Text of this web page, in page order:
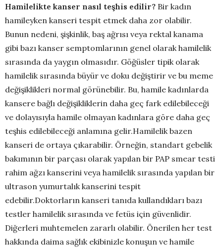
Hamilelikte kanser nasıl teşhis edilir? Bir kadın
hamileyken kanseri tespit etmek daha zor olabilir.
Bunun nedeni, şişkinlik, baş ağrısı veya rektal kanama
gibi bazı kanser semptomlarının genel olarak hamilelik
sırasında da yaygın olmasıdır. Göğüsler tipik olarak
hamilelik sırasında büyür ve doku değiştirir ve bu meme
değişiklikleri normal görünebilir. Bu, hamile kadınlarda
kansere bağlı değişikliklerin daha geç fark edilebileceği
ve dolayısıyla hamile olmayan kadınlara göre daha geç
teşhis edilebileceği anlamına gelir.Hamilelik bazen
kanseri de ortaya çıkarabilir. Örneğin, standart gebelik
bakımının bir parçası olarak yapılan bir PAP smear testi
rahim ağzı kanserini veya hamilelik sırasında yapılan bir
ultrason yumurtalık kanserini tespit
edebilir.Doktorların kanseri tanıda kullandıkları bazı
testler hamilelik sırasında ve fetüs için güvenlidir.
Diğerleri muhtemelen zararlı olabilir. Önerilen her test
hakkında daima sağlık ekibinizle konuşun ve hamile